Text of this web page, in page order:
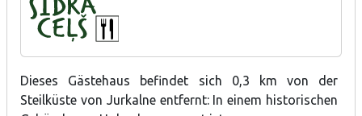
Dieses Gästehaus befindet sich 0,3 km von der
Steilküste von Jurkalne entfernt: In einem historischen